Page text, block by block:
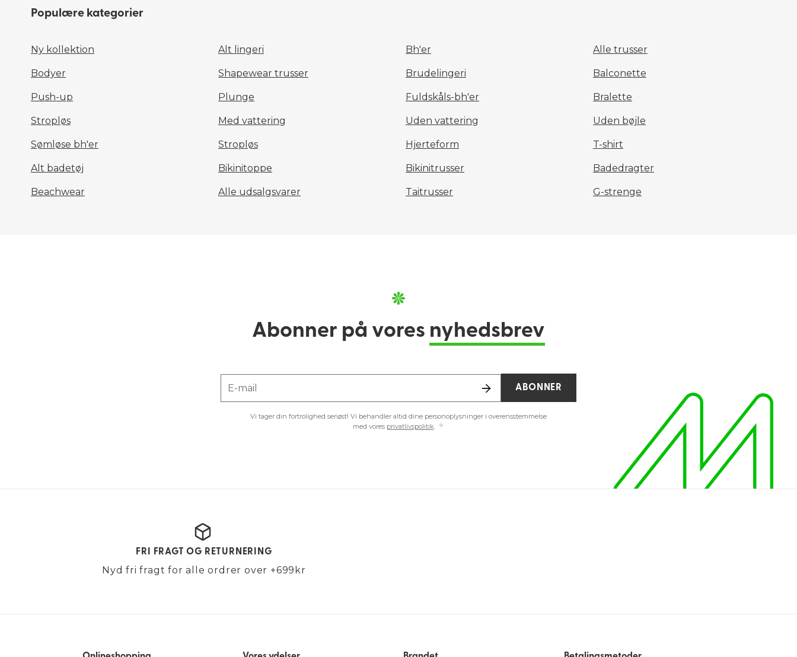
Populære kategorier
Ny kollektion Alt lingeri Bh'er Alle trusser
Bodyer Shapewear trusser Brudelingeri Balconette
Push-up Plunge Fuldskåls-bh'er Bralette
Stropløs Med vattering Uden vattering Uden bøjle
Sømløse bh'er Stropløs Hjerteform T-shirt
Alt badetøj Bikinitoppe Bikinitrusser Badedragter
Beachwear Alle udsalgsvarer Taitrusser G-strenge
Abonner på vores nyhedsbrev
E-mail
Vi tager din fortrolighed seriøst! Vi behandler altid dine personoplysninger i overensstemmelse
med vores privatlivspolitik.
ABONNER
FRI FRAGT OG RETURNERING
Nyd fri fragt for alle ordrer over +699kr